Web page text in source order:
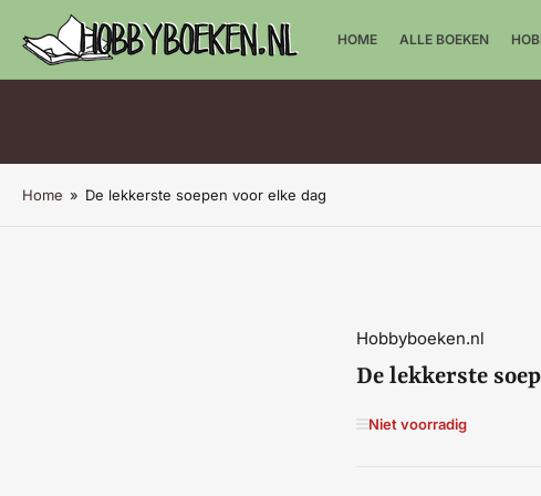
HOME ALLE BOEKEN
Home » De lekkerste soepen voor elke dag
Hobbyboeken.nl
De lekkerste
Niet voorradig